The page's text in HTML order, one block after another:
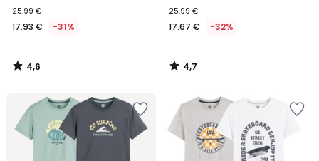
25.99 €
17.93 € -31%
4,6
/
25.99 €
17.67 € -32%
4,7
/